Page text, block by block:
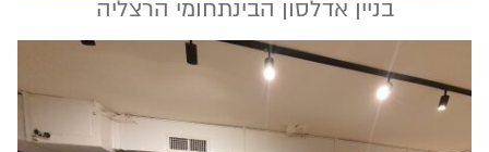
בניין אדלסון הבינתחומי הרצליה